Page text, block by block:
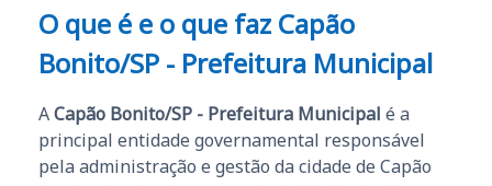
O que é e o que faz Capão
Bonito/SP - Prefeitura Municipal
ACapão Bonito/SP - Prefeitura Municipal é a
principal entidade governamental responsável
pela administração e gestão da cidade de Capão